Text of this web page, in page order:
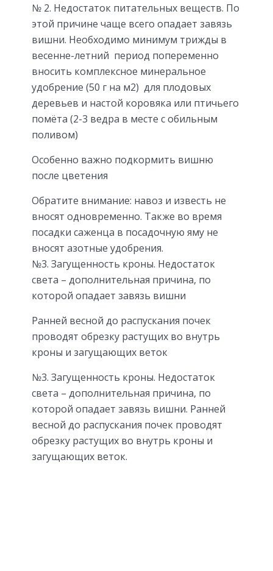
№ 2. Недостаток питательных веществ. По
этой причине чаще всего опадает завязь
вишни. Необходимо минимум трижды в
весенне-летний период попеременно
вносить комплексное минеральное
удобрение (50 г на м2) для плодовых
деревьев и настой коровяка или птичьего
помёта (2-3 ведра в месте с обильным
поливом)
Особенно важно подкормить вишню
после цветения
Обратите внимание: навоз и известь не
вносят одновременно. Также во время
посадки саженца в посадочную яму не
вносят азотные удобрения.
№3. Загущенность кроны. Недостаток
света – дополнительная причина, по
которой опадает завязь вишни
Ранней весной до распускания почек
проводят обрезку растущих во внутрь
кроны и загущающих веток
№3. Загущенность кроны. Недостаток
света – дополнительная причина, по
которой опадает завязь вишни. Ранней
весной до распускания почек проводят
обрезку растущих во внутрь кроны и
загущающих веток.